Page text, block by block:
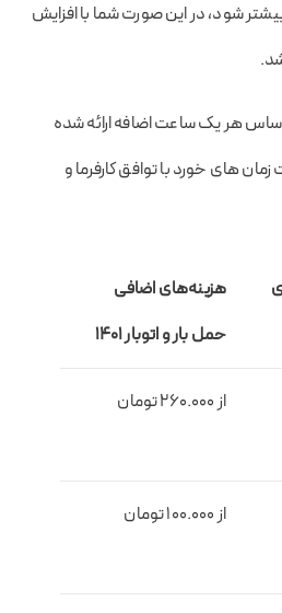
شود، در این صورت شما با افزایش
هر یک ساعت اضافه ارائه شده
های خورد با توافق کارفرما و
هزینه‌های اضافی
حمل بار و اتوبار 1401
از 260.000 تومان
از 100.000 تومان